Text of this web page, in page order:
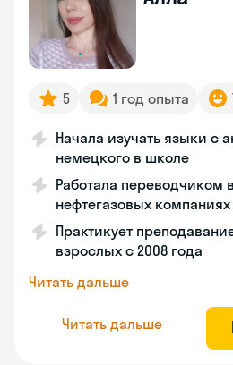
5 1 год опыта
Начала изучать языки с
немецкого в школе
Работала переводчиком
нефтегазовых компаниях
Практикует
взрослых с 2008 года
Читать дальше
Читать дальше